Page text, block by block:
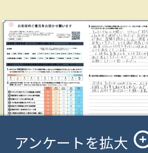
アンケートを拡大